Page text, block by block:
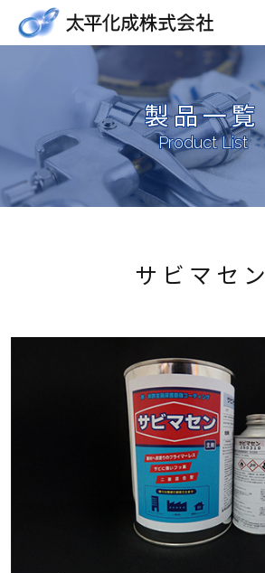
製品一覧
Product List
サビマセン